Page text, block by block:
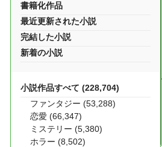
書籍化作品
最近更新された小説
完結した小説
新着の小説
小説作品すべて (228,704)
ファンタジー (53,288)
恋愛 (66,347)
ミステリー (5,380)
ホラー (8,502)